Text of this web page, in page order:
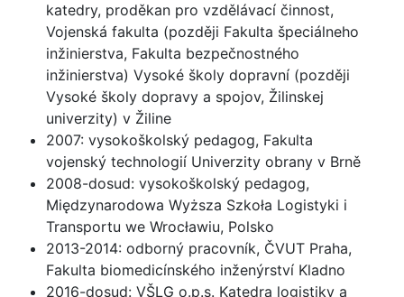
katedry, proděkan pro vzdělávací činnost,
Vojenská fakulta (později Fakulta špeciálneho
inžinierstva, Fakulta bezpečnostného
inžinierstva) Vysoké školy dopravní (později
Vysoké školy dopravy a spojov, Žilinskej
univerzity) v Žiline
2007: vysokoškolský pedagog, Fakulta
vojenský technologií Univerzity obrany v Brně
2008-dosud: vysokoškolský pedagog,
Międzynarodowa Wyższa Szkoła Logistyki i
Transportu we Wrocławiu, Polsko
2013-2014: odborný pracovník, ČVUT Praha,
Fakulta biomedicínského inženýrství Kladno
2016-dosud: VŠLG o.p.s. Katedra logistiky a